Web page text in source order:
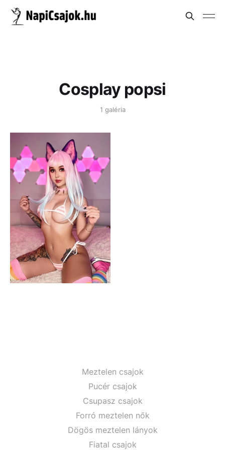
Cosplay popsi
1 galéria
Meztelen csajok
Pucér csajok
Csupasz csajok
Forró meztelen nők
Dögös meztelen lányok
Fiatal csajok